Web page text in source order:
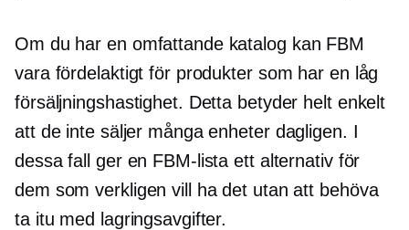
Om du har en omfattande katalog kan FBM
vara fördelaktigt för produkter som har en låg
försäljningshastighet. Detta betyder helt enkelt
att de inte säljer många enheter dagligen. I
dessa fall ger en FBM-lista ett alternativ för
dem som verkligen vill ha det utan att behöva
ta itu med lagringsavgifter.